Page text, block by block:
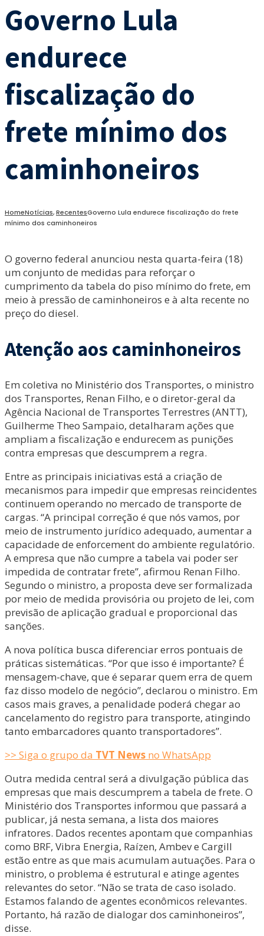
Governo Lula
endurece
fiscalização do
frete mínimo dos
caminhoneiros
HomeNotícias,RecentesGoverno Lula endurece fiscalização do frete
mínimo dos caminhoneiros
O governo federal anunciou nesta quarta-feira (18)
um conjunto de medidas para reforçar o
cumprimento da tabela do piso mínimo do frete, em
meio à pressão de caminhoneiros e à alta recente no
preço do diesel.
Atenção aos caminhoneiros
Em coletiva no Ministério dos Transportes, o ministro
dos Transportes, Renan Filho, e o diretor-geral da
Agência Nacional de Transportes Terrestres (ANTT),
Guilherme Theo Sampaio, detalharam ações que
ampliam a fiscalização e endurecem as punições
contra empresas que descumprem a regra.
Entre as principais iniciativas está a criação de
mecanismos para impedir que empresas reincidentes
continuem operando no mercado de transporte de
cargas. “A principal correção é que nós vamos, por
meio de instrumento jurídico adequado, aumentar a
capacidade de enforcement do ambiente regulatório.
A empresa que não cumpre a tabela vai poder ser
impedida de contratar frete”, afirmou Renan Filho.
Segundo o ministro, a proposta deve ser formalizada
por meio de medida provisória ou projeto de lei, com
previsão de aplicação gradual e proporcional das
sanções.
A nova política busca diferenciar erros pontuais de
práticas sistemáticas. “Por que isso é importante? É
mensagem-chave, que é separar quem erra de quem
faz disso modelo de negócio”, declarou o ministro. Em
casos mais graves, a penalidade poderá chegar ao
cancelamento do registro para transporte, atingindo
tanto embarcadores quanto transportadores”.
>> Siga o grupo da TVT News no WhatsApp
Outra medida central será a divulgação pública das
empresas que mais descumprem a tabela de frete. O
Ministério dos Transportes informou que passará a
publicar, já nesta semana, a lista dos maiores
infratores. Dados recentes apontam que companhias
como BRF, Vibra Energia, Raízen, Ambev e Cargill
estão entre as que mais acumulam autuações. Para o
ministro, o problema é estrutural e atinge agentes
relevantes do setor. “Não se trata de caso isolado.
Estamos falando de agentes econômicos relevantes.
Portanto, há razão de dialogar dos caminhoneiros”,
disse.